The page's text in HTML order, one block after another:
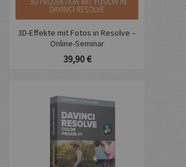
3D-Effekte mit Fotos in Resolve –
Online-Seminar
39,90 €